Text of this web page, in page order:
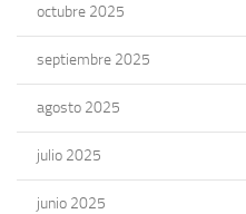
octubre 2025
septiembre 2025
agosto 2025
julio 2025
junio 2025